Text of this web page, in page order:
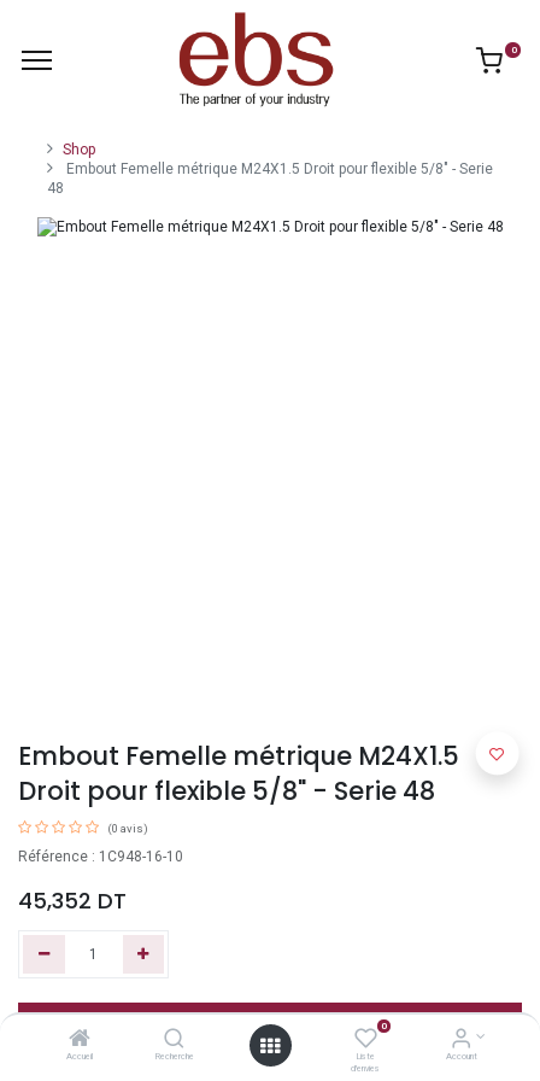
Accueil Recherche
0
Liste
d'envies
Account
0
Shop
Embout Femelle métrique M24X1.5 Droit pour flexible 5/8" - Serie
48
Embout Femelle métrique M24X1.5
Droit pour flexible 5/8" - Serie 48
(0 avis)
Référence : 1C948-16-10
45,352 DT
Ajouter au panier